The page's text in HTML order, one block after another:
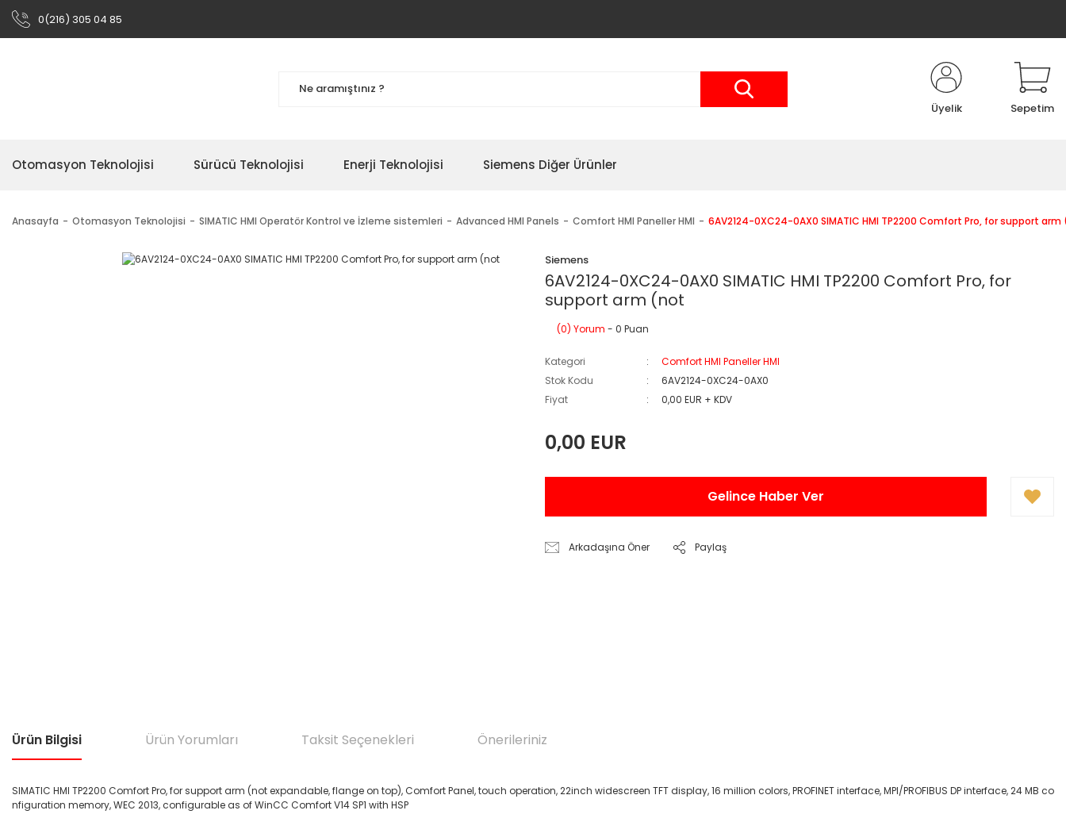
0(216) 305 04 85
Üyelik Sepetim
Otomasyon Teknolojisi Sürücü Teknolojisi Enerji Teknolojisi Siemens Diğer Ürünler
Anasayfa Otomasyon Teknolojisi SIMATIC HMI Operatör Kontrol ve İzleme sistemleri Advanced HMI Panels Comfort HMI Paneller HMI 6AV2124-0XC24-0AX0 SIMATIC HMI TP2200 Comfort Pro, for support
Siemens
6AV2124-0XC24-0AX0 SIMATIC HMI TP2200 Comfort Pro, for
support arm (not
(0) Yorum - 0 Puan
Kategori
Comfort HMI Paneller HMI
Stok Kodu
6AV2124-0XC24-0AX0
Fiyat
0,00 EUR + KDV
0,00 EUR
Gelince Haber Ver
Arkadaşına Öner Paylaş
Ürün Bilgisi Ürün Yorumları Taksit Seçenekleri Önerileriniz
SIMATIC HMI TP2200 Comfort Pro, for support arm (not expandable, flange on top), Comfort Panel, touch operation, 22inch widescreen TFT display, 16 million colors, PROFINET interface, MPI/PROFIBUS DP interface, 24 MB co
nfiguration memory, WEC 2013, configurable as of WinCC Comfort V14 SP1 with HSP